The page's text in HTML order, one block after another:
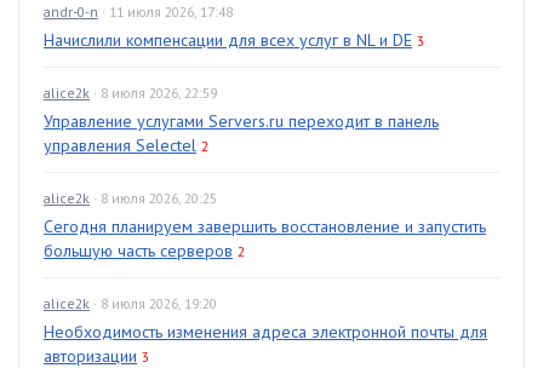
andr-0-n · 11 июля 2026, 17:48
Начислили компенсации для всех услуг в NL и DE 3
alice2k · 8 июля 2026, 22:59
Управление услугами Servers.ru переходит в панель
управления Selectel 2
alice2k · 8 июля 2026, 20:25
Сегодня планируем завершить восстановление и запустить
большую часть серверов 2
alice2k · 8 июля 2026, 19:20
Необходимость изменения адреса электронной почты для
авторизации 3